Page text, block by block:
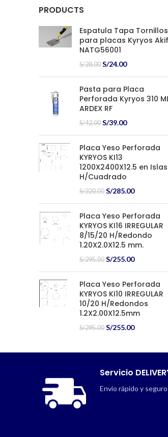
PRODUCTS
Espatula Tapa Tornillos
para placas Kyryos
NATG56001
S/28.00 El
era:
S/28.00.
S/24.00El
es:
S/24.00.
Pasta para Placa
Perforada Kyryos 310
ARDEX RF
S/42.00 El
era:
S/42.00.
S/39.00El
es:
Placa Yeso Perforada
KYRYOS KI13
1200X2400X12.5 en Islas
H/Cuadrado
S/320.00 El
era:
S/320.00.
S/285.00El
es:
S/285.00.
Placa Yeso Perforada
KYRYOS KI16 IRREGULAR
8/15/20 H/Redondo
1.20X2.0X12.5 mm.
S/295.00 El
era:
S/295.00.
S/255.00El
es:
S/255.00.
Placa Yeso Perforada
KYRYOS KI10 IRREGULAR
10/20 H/Redondos
1.2X2.00X12.5mm
S/295.00 El
S/255.00El
Servicio
Envío rápido y seguro